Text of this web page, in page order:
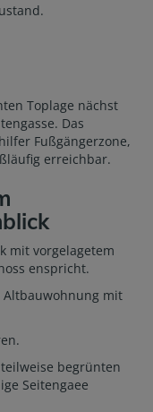
Toplage nächst
Das
Fußgängerzone,
erreichbar.
mit vorgelagetem
enspricht.
Altbauwohnung mit
begrünten
Seitengaee